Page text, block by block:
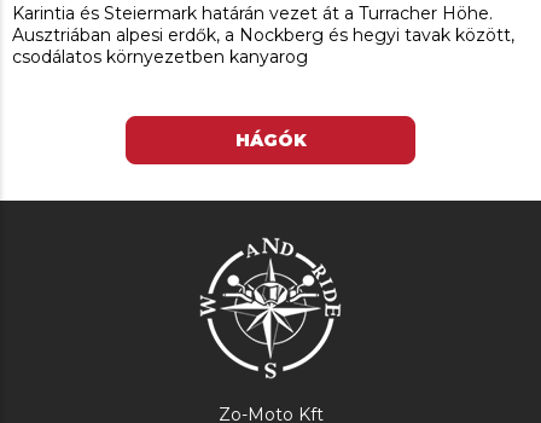
Karintia és Steiermark határán vezet át a Turracher Höhe.
Ausztriában alpesi erdők, a Nockberg és hegyi tavak között,
csodálatos környezetben kanyarog
HÁGÓK
Zo-Moto Kft